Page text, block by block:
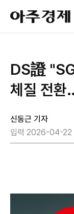
아
주
경
DS證
체질 전환
신동근 기자
입력 2026-04-22